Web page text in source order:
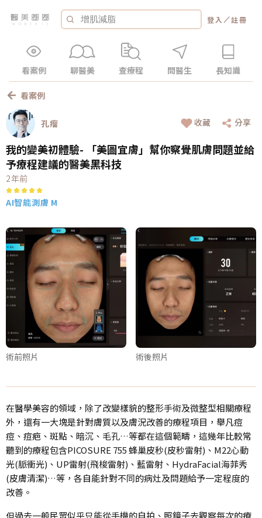
登入 ／註冊
看案例 聊醫美 查療程 問醫生 長知識
看案例
孔瘤 收藏 分享
我的變美初體驗- 「美圖宜膚」幫你察覺肌膚問題並給
予療程建議的醫美黑科技
2年前
AI智能測膚 M
術前照片 術後照片
在醫學美容的領域，除了改變樣貌的整形手術及微整型相關療程
外，還有一大塊是針對膚質以及膚況改善的療程項目，舉凡痘
痘、痘疤、斑點、暗沉、毛孔…等都在這個範疇，這幾年比較常
聽到的療程包含PICOSURE 755 蜂巢皮秒(皮秒雷射)、M22心動
光(脈衝光)、UP雷射(飛梭雷射)、藍雷射、HydraFacial海菲秀
(皮膚清潔)…等，各自能針對不同的病灶及問題給予一定程度的
改善。
但過去一般民眾似乎只能從手機的自拍、照鏡子去觀察每次的療